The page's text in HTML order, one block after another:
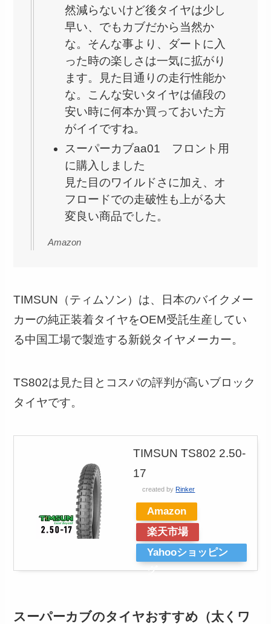
然減らないけど後タイヤは少し
早い、でもカブだから当然か
な。そんな事より、ダートに入
った時の楽しさは一気に拡がり
ます。見た目通りの走行性能か
な。こんな安いタイヤは値段の
安い時に何本か買っておいた方
がイイですね。
スーパーカブaa01 フロント用
に購入しました
見た目のワイルドさに加え、オ
フロードでの走破性も上がる大
変良い商品でした。
Amazon
TIMSUN（ティムソン）は、日本のバイクメー
カーの純正装着タイヤをOEM受託生産してい
る中国工場で製造する新鋭タイヤメーカー。
TS802は見た目とコスパの評判が高いブロック
タイヤです。
TIMSUN TS802 2.50-
17
created by Rinker
Amazon
楽天市場
Yahooショッピン
グ
スーパーカブのタイヤおすすめ（太くワ